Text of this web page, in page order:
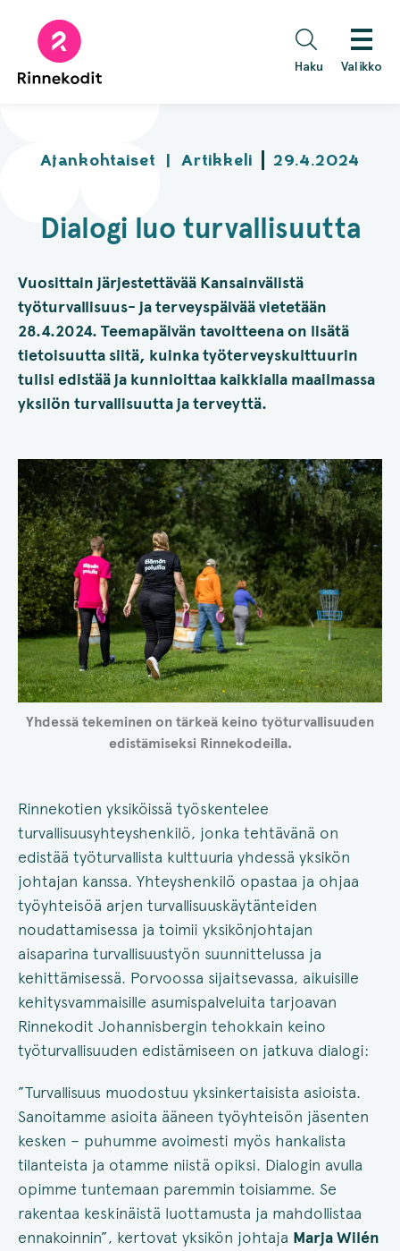
sisältöön
Haku Valikko
Ajankohtaiset | Artikkeli 29.4.2024
Dialogi luo turvallisuutta
Vuosittain järjestettävää Kansainvälistä
työturvallisuus- ja terveyspäivää vietetään
28.4.2024. Teemapäivän tavoitteena on lisätä
tietoisuutta siitä, kuinka työterveyskulttuurin
tulisi edistää ja kunnioittaa kaikkialla maailmassa
yksilön turvallisuutta ja terveyttä.
Yhdessä tekeminen on tärkeä keino työturvallisuuden
edistämiseksi Rinnekodeilla.
Rinnekotien yksiköissä työskentelee
turvallisuusyhteyshenkilö, jonka tehtävänä on
edistää työturvallista kulttuuria yhdessä yksikön
johtajan kanssa. Yhteyshenkilö opastaa ja ohjaa
työyhteisöä arjen turvallisuuskäytänteiden
noudattamisessa ja toimii yksikönjohtajan
aisaparina turvallisuustyön suunnittelussa ja
kehittämisessä. Porvoossa sijaitsevassa, aikuisille
kehitysvammaisille asumispalveluita tarjoavan
Rinnekodit Johannisbergin tehokkain keino
työturvallisuuden edistämiseen on jatkuva dialogi:
”Turvallisuus muodostuu yksinkertaisista asioista.
Sanoitamme asioita ääneen työyhteisön jäsenten
kesken – puhumme avoimesti myös hankalista
tilanteista ja otamme niistä opiksi. Dialogin avulla
opimme tuntemaan paremmin toisiamme. Se
rakentaa keskinäistä luottamusta ja mahdollistaa
ennakoinnin”, kertovat yksikön johtaja Marja Wilén